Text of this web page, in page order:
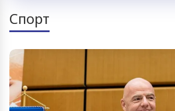
Спорт